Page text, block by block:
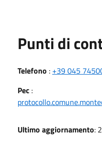
Punti di
Telefono : +39 045
Pec :
Ultimo aggiornamento: